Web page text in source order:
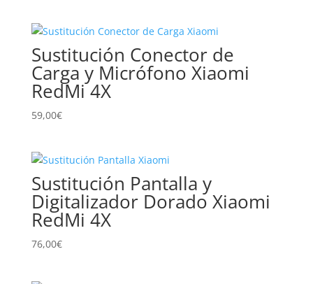
Sustitución Conector de
Carga y Micrófono Xiaomi
RedMi 4X
59,00€
Sustitución Pantalla y
Digitalizador Dorado Xiaomi
RedMi 4X
76,00€